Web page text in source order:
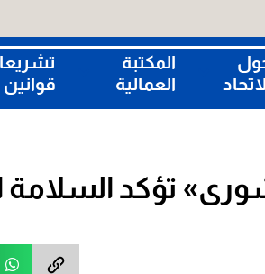
المكتبة
العمالية
قوانين